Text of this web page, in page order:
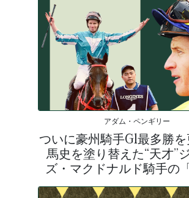
アダム・ペンギリー
ついに豪州騎手G1最多勝
馬史を塗り替えた“天才”
ズ・マクドナルド騎手の